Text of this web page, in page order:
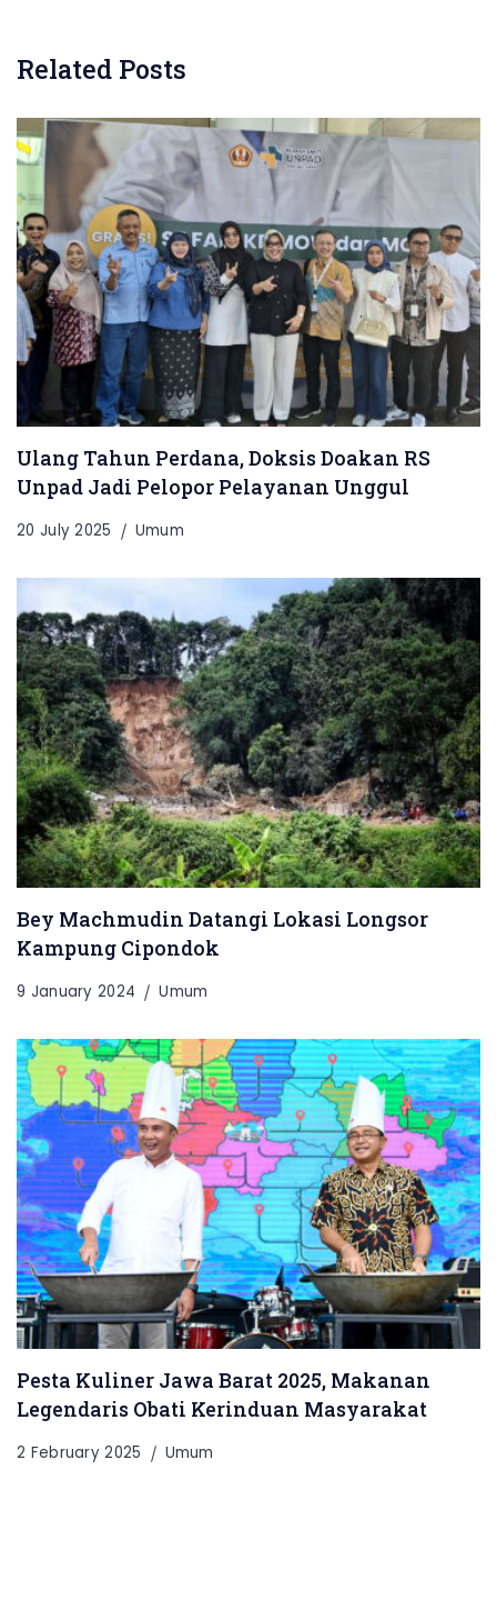
Related Posts
Ulang Tahun Perdana, Doksis Doakan RS
Unpad Jadi Pelopor Pelayanan Unggul
20 July 2025 Umum
Bey Machmudin Datangi Lokasi Longsor
Kampung Cipondok
9 January 2024 Umum
Pesta Kuliner Jawa Barat 2025, Makanan
Legendaris Obati Kerinduan Masyarakat
2 February 2025 Umum